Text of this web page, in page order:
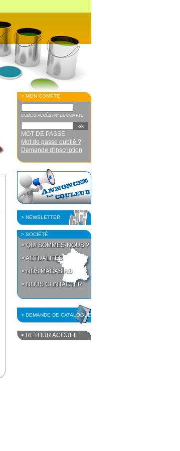
> MON COMPTE
CODE D'ACCÈS / N° DE COMPTE
MOT DE PASSE
Mot de passe oublié ?
Demande d'inscription
> NEWSLETTER
> SOCIÉTÉ
> QUI SOMMES-NOUS ?
> ACTUALITÉS
> NOS MAGASINS
> NOUS CONTACTER
> DEMANDE DE CATALOGUE
> RETOUR ACCUEIL